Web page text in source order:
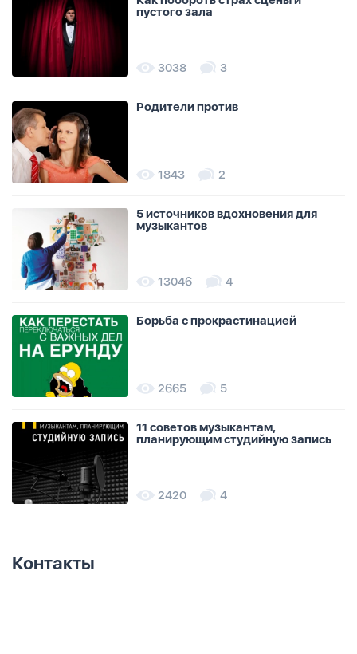
пустого зала
3038 3
Родители против
1843 2
5 источников вдохновения для
музыкантов
13046 4
Борьба с прокрастинацией
2665 5
11 советов музыкантам,
планирующим студийную запись
2420 4
Контакты